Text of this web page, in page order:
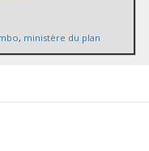
, ministère du plan